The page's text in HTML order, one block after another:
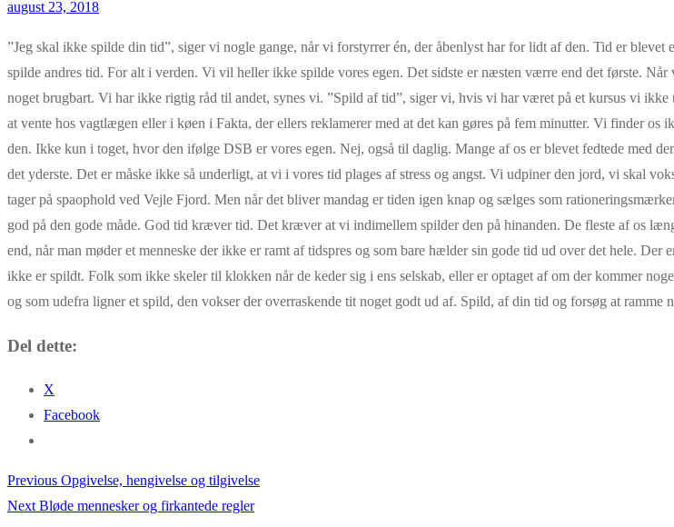
august 23, 2018
”Jeg skal ikke spilde din tid”, siger vi nogle gange, når vi forstyrrer én, der åbenlyst har for lidt af den. Tid er
spilde andres tid. For alt i verden. Vi vil heller ikke spilde vores egen. Det sidste er næsten værre end det første.
noget brugbart. Vi har ikke rigtig råd til andet, synes vi. ”Spild af tid”, siger vi, hvis vi har været på et kursus vi
at vente hos vagtlægen eller i køen i Fakta, der ellers reklamerer med at det kan gøres på fem minutter. Vi finder
den. Ikke kun i toget, hvor den ifølge DSB er vores egen. Nej, også til daglig. Mange af os er blevet fedtede med
det yderste. Det er måske ikke så underligt, at vi i vores tid plages af stress og angst. Vi udpiner den jord, vi skal
tager på spaophold ved Vejle Fjord. Men når det bliver mandag er tiden igen knap og sælges som
god på den gode måde. God tid kræver tid. Det kræver at vi indimellem spilder den på hinanden. De fleste af os
end, når man møder et menneske der ikke er ramt af tidspres og som bare hælder sin gode tid ud over det hele.
ikke er spildt. Folk som ikke skeler til klokken når de keder sig i ens selskab, eller er optaget af om der kommer
og som udefra ligner et spild, den vokser der overraskende tit noget godt ud af. Spild, af din tid og forsøg at ramme
Del dette:
X
Facebook
Indlægsnavigation
Previous Previous
post:
Opgivelse, hengivelse og tilgivelse
Next Next
Bløde mennesker og firkantede regler